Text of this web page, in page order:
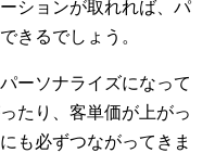
ションが取れれば、パ
きるでしょう。
ーソナライズになって
たり、客単価が上がっ
も必ずつながってきま